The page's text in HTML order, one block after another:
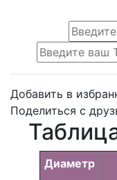
Добавить в
Поделиться с
Диаметр